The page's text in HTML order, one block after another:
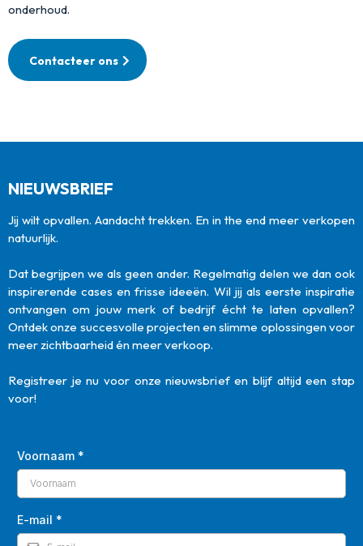
onderhoud.
Contacteer ons
NIEUWSBRIEF
Jij wilt opvallen. Aandacht trekken. En in the end meer verkopen
natuurlijk.
Dat begrijpen we als geen ander. Regelmatig delen we dan ook
inspirerende cases en frisse ideeën. Wil jij als eerste inspiratie
ontvangen om jouw merk of bedrijf écht te laten opvallen?
Ontdek onze succesvolle projecten en slimme oplossingen voor
meer zichtbaarheid én meer verkoop.
Registreer je nu voor onze nieuwsbrief en blijf altijd een stap
voor!
Voornaam *
E-mail *